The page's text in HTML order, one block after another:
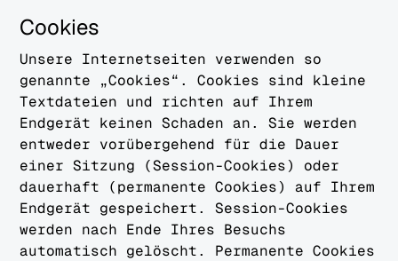
Cookies
Unsere Internetseiten verwenden so
genannte „Cookies“. Cookies sind kleine
Textdateien und richten auf Ihrem
Endgerät keinen Schaden an. Sie werden
entweder vorübergehend für die Dauer
einer Sitzung (Session-Cookies) oder
dauerhaft (permanente Cookies) auf Ihrem
Endgerät gespeichert. Session-Cookies
werden nach Ende Ihres Besuchs
automatisch gelöscht. Permanente Cookies